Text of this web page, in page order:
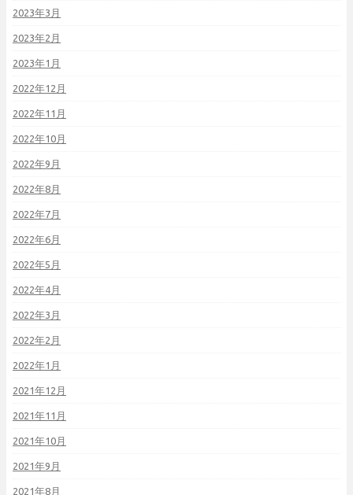
2023年3月
2023年2月
2023年1月
2022年12月
2022年11月
2022年10月
2022年9月
2022年8月
2022年7月
2022年6月
2022年5月
2022年4月
2022年3月
2022年2月
2022年1月
2021年12月
2021年11月
2021年10月
2021年9月
2021年8月